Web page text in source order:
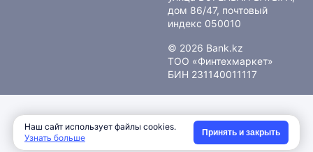
дом 86/47, почтовый
индекс 050010
© 2026 Bank.kz
ТОО «Финтехмаркет»
БИН 231140011117
Наш сайт использует файлы cookies.
Узнать больше
Принять и закрыть